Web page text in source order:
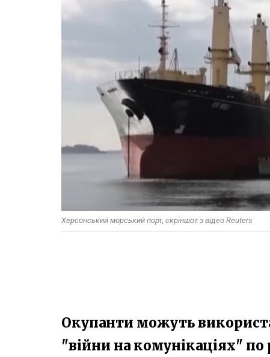
Херсонський морський порт, скріншот з відео Reuters
Окупанти можуть
"війни на комунікаціях" по